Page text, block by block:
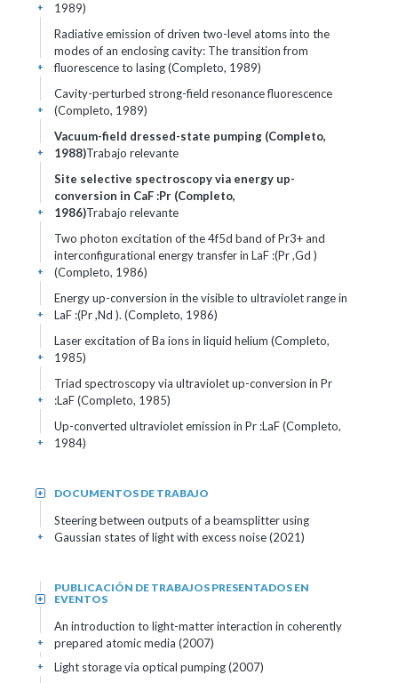
1989)
+
Radiative emission of driven two-level atoms into the
modes of an enclosing cavity: The transition from
fluorescence to lasing (Completo, 1989)
+
Cavity-perturbed strong-field resonance fluorescence
(Completo, 1989)
+
Vacuum-field dressed-state pumping (Completo,
1988)Trabajo relevante
+
Site selective spectroscopy via energy up-
conversion in CaF :Pr (Completo,
1986)Trabajo relevante
+
Two photon excitation of the 4f5d band of Pr3+ and
interconfigurational energy transfer in LaF :(Pr ,Gd )
(Completo, 1986)
+
Energy up-conversion in the visible to ultraviolet range in
LaF :(Pr ,Nd ). (Completo, 1986)
+
Laser excitation of Ba ions in liquid helium (Completo,
1985)
+
Triad spectroscopy via ultraviolet up-conversion in Pr
:LaF (Completo, 1985)
+
Up-converted ultraviolet emission in Pr :LaF (Completo,
1984)
+
DOCUMENTOS DE TRABAJO
+
Steering between outputs of a beamsplitter using
Gaussian states of light with excess noise (2021)
+
PUBLICACIÓN DE TRABAJOS PRESENTADOS EN
EVENTOS
+
An introduction to light-matter interaction in coherently
prepared atomic media (2007)
+
Light storage via optical pumping (2007)
+